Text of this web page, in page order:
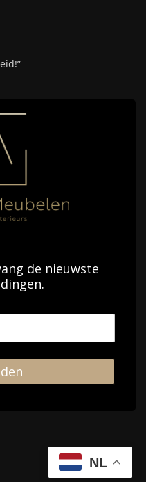
de nieuwste
NL